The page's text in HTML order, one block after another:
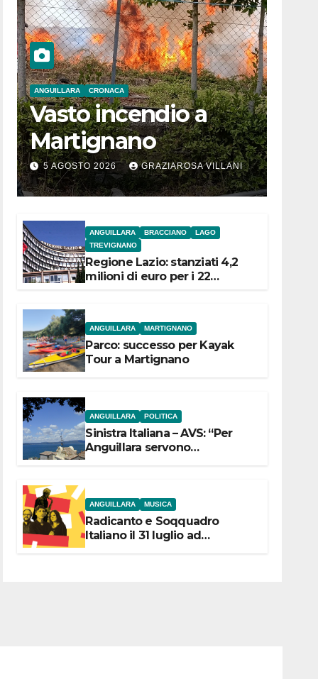
ANGUILLARA CRONACA
Vasto incendio a
Martignano
5 AGOSTO 2026 GRAZIAROSA VILLANI
ANGUILLARA BRACCIANO
LAGO
TREVIGNANO
Regione Lazio: stanziati 4,2
milioni di euro per i 22
ANGUILLARA MARTIGNANO
Parco: successo per Kayak
Tour a Martignano
ANGUILLARA POLITICA
Sinistra Italiana – AVS: “Per
Anguillara servono
ANGUILLARA MUSICA
Radicanto e Soqquadro
Italiano il 31 luglio ad